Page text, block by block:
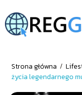
Strona główna /
życia legendarnego